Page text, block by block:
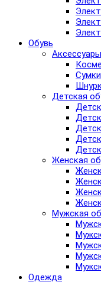
Обувь
Детская
Женская
Мужская
Одежда